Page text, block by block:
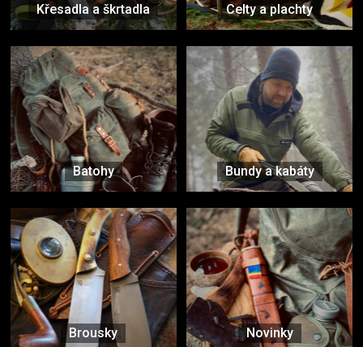
Křesadla a škrtadla Celty a plachty
Batohy Bundy a kabáty
Brousky Novinky